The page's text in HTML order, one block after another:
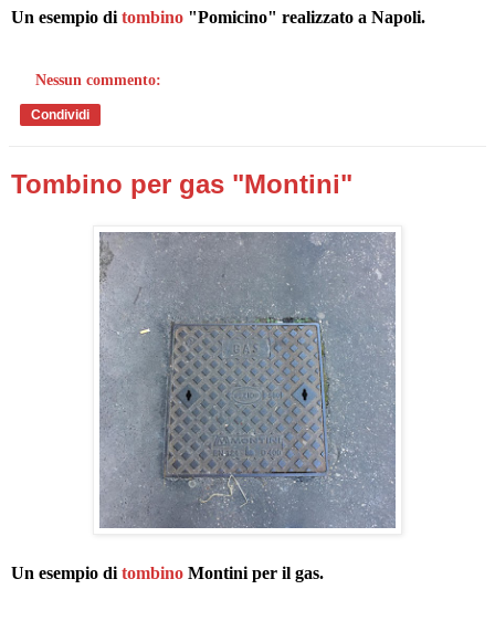
Un esempio di tombino "Pomicino" realizzato a Napoli.
Nessun commento:
Condividi
Tombino per gas "Montini"
Un esempio ditombino Montini per il gas.